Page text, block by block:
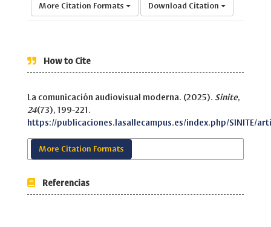
More Citation Formats Download Citation
How to Cite
La comunicación audiovisual moderna. (2025). Sinite,
24(73), 199-221.
https://publicaciones.lasallecampus.es/index.php/SINITE/
More Citation Formats
Referencias